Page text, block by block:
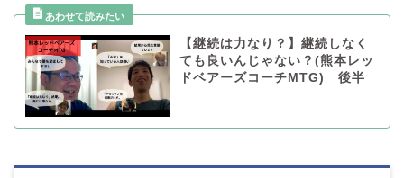
【継続は力なり？】継続しなく
ても良いんじゃない？(熊本レッ
ドベアーズコーチMTG) 後半